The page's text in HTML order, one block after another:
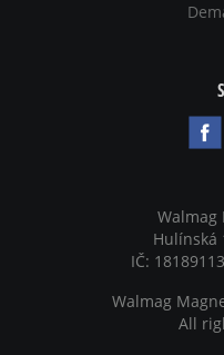
Walmag
Hulínská
IČ:
Walmag
All